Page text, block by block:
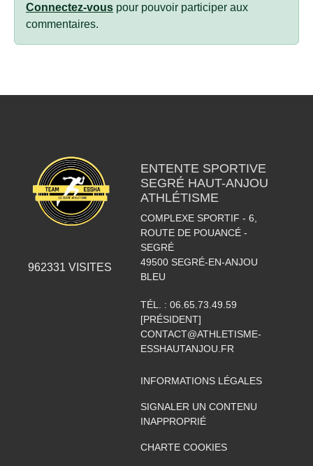
Connectez-vous pour pouvoir participer aux
commentaires.
962331 VISITES
ENTENTE SPORTIVE
SEGRÉ HAUT-ANJOU
ATHLÉTISME
COMPLEXE SPORTIF - 6,
ROUTE DE POUANCÉ -
SEGRÉ
49500 SEGRÉ-EN-ANJOU
BLEU
TÉL. : 06.65.73.49.59
[PRÉSIDENT]
CONTACT@ATHLETISME-
ESSHAUTANJOU.FR
INFORMATIONS LÉGALES
SIGNALER UN CONTENU
INAPPROPRIÉ
CHARTE COOKIES